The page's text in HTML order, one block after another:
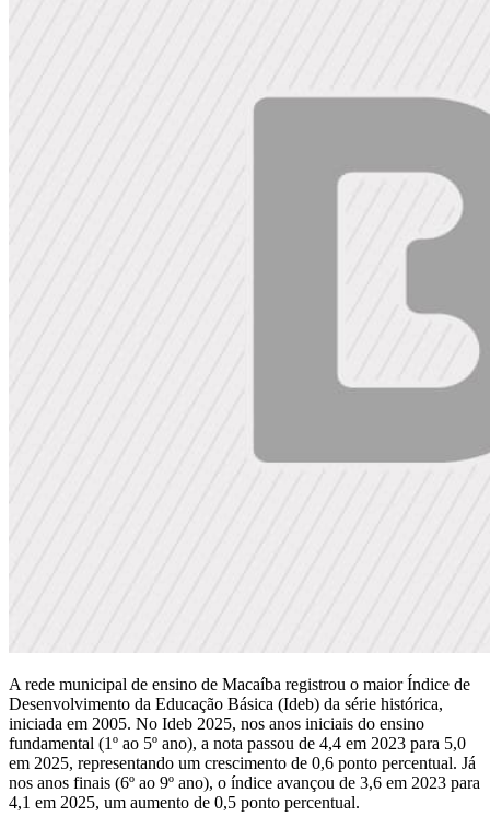
A rede municipal de ensino de Macaíba registrou o maior Índice de
Desenvolvimento da Educação Básica (Ideb) da série histórica,
iniciada em 2005. No Ideb 2025, nos anos iniciais do ensino
fundamental (1º ao 5º ano), a nota passou de 4,4 em 2023 para 5,0
em 2025, representando um crescimento de 0,6 ponto percentual. Já
nos anos finais (6º ao 9º ano), o índice avançou de 3,6 em 2023 para
4,1 em 2025, um aumento de 0,5 ponto percentual.